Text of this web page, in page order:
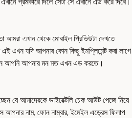
আমরা এখান থেকে মোবাইল প্রিভিউটা দেখতে
এখন যদি আপনার কোন কিছু ইমপ্লিমেন্ট করা লাগে
আপনি আপনার মন মত এখন এড করতে।
যে আমাদেরকে ডাইরেক্টলি চেক আউট পেজে নিয়ে
নাম, ফোন নাম্বার, ইমেইল এড্রেস ফিলাপ